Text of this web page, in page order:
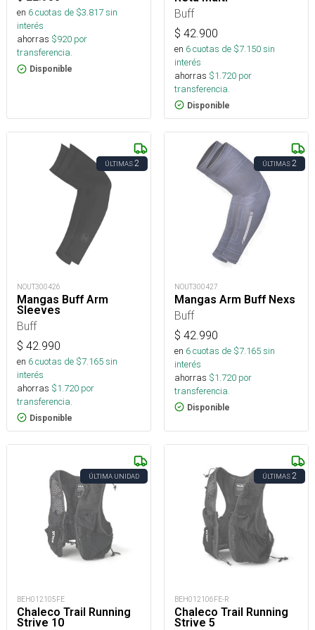
en 6cuotas de $3.817sin
interés
ahorras $920 por
transferencia.
Disponible
Buff
$ 42.900
en 6cuotas de $7.150sin
interés
ahorras $1.720 por
transferencia.
Disponible
ÚLTIMAS2
NOUT300426
Mangas Buff Arm
Sleeves
Buff
$ 42.990
en 6cuotas de $7.165sin
interés
ahorras $1.720 por
transferencia.
Disponible
ÚLTIMAS2
NOUT300427
Mangas Arm Buff Nexs
Buff
$ 42.990
en 6cuotas de $7.165sin
interés
ahorras $1.720 por
transferencia.
Disponible
ÚLTIMA UNIDAD
BEH012105FE
Chaleco Trail Running
Strive 10
ÚLTIMAS2
BEH012106FE-R
Chaleco Trail Running
Strive 5